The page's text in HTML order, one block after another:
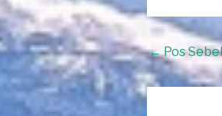
Post
navigation
←Pos